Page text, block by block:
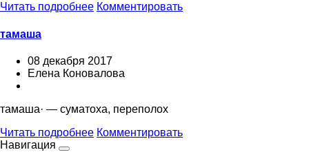
Читать подробнее Комментировать
тамаша
08 декабря 2017
Елена Коновалова
тамаша· — суматоха, переполох
Читать подробнее Комментировать
Навигация